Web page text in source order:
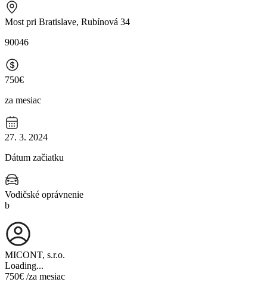
Most pri Bratislave, Rubínová 34
90046
750€
za mesiac
27. 3. 2024
Dátum začiatku
Vodičské oprávnenie
b
MICONT, s.r.o.
Loading...
750€ /za mesiac